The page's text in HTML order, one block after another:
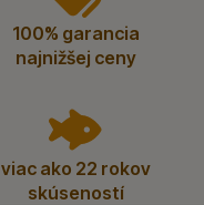
100% garancia
najnižšej ceny
viac ako 22 rokov
skúseností